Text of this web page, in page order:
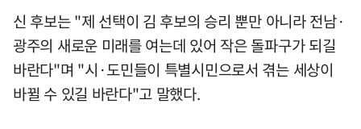
신 후보는 "제 선택이 김 후보의 승리 뿐만 아니라 전남·
광주의 새로운 미래를 여는데 있어 작은 돌파구가 되길
바란다"며 "시·도민들이 특별시민으로서 겪는 세상이
바뀔 수 있길 바란다"고 말했다.